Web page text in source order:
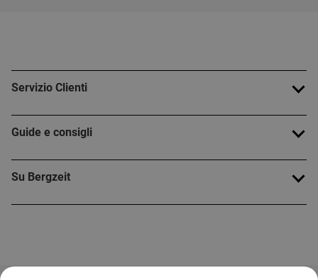
Servizio Clienti
Guide e consigli
Su Bergzeit